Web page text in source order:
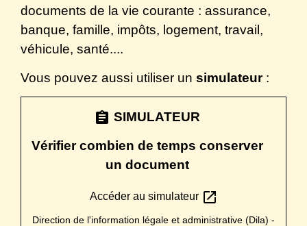
documents de la vie courante : assurance,
banque, famille, impôts, logement, travail,
véhicule, santé....
Vous pouvez aussi utiliser un simulateur:
assignment SIMULATEUR
Vérifier combien de temps conserver
un document
Accéder au simulateur open_in_new
Direction de l'information légale et administrative (Dila) -